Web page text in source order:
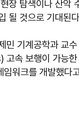
장 탐색이나 산악
될 것으로 기대된
민 기계공학과 교
속 보행이 가능한
임워크를 개발했다